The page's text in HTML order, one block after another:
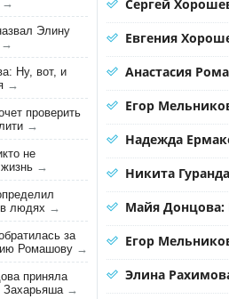
→
Элину
→
Ну, вот, и
→
проверить
→
не
→
людях →
за
Ромашову →
приняла
Захарьяша →
Сергей
Евгения
Анастасия
Егор
Надежда
Никита
Майя Донцова:
Егор
Элина